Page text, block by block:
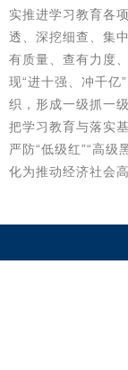
实推进学习教育各
透、深挖细查、集
有质量、查有力度
现“进十强、冲千亿
织，形成一级抓一
把学习教育与落实
严防“低级红”“高级
化为推动经济社会